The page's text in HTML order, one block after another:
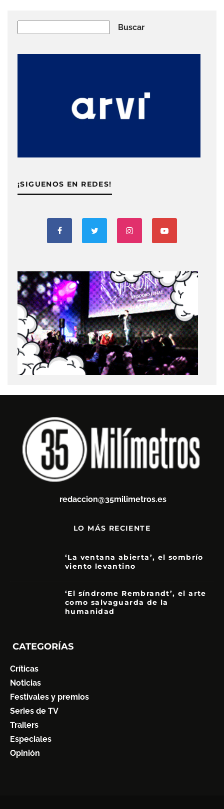
Buscar
¡SIGUENOS EN REDES!
redaccion@35milimetros.es
LO MÁS RECIENTE
‘La ventana abierta’, el sombrío
viento levantino
‘El síndrome Rembrandt’, el arte
como salvaguarda de la
humanidad
CATEGORÍAS
Críticas
Noticias
Festivales y premios
Series de TV
Trailers
Especiales
Opinión